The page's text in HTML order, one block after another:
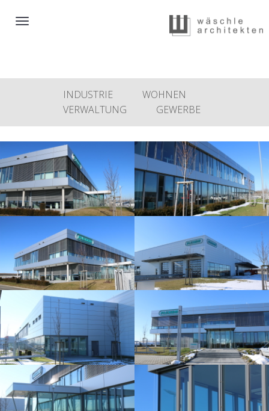
Toggle
INDUSTRIE
WOHNEN
VERWALTUNG
GEWERBE